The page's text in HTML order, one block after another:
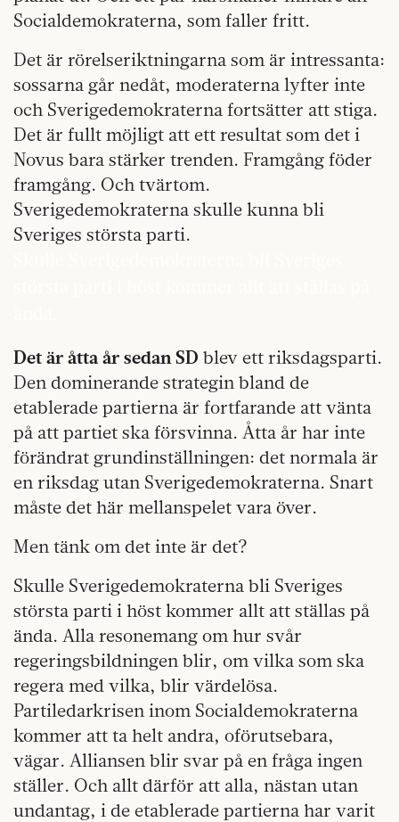
Socialdemokraterna, som faller fritt.
Det är rörelseriktningarna som är intressanta:
sossarna går nedåt, moderaterna lyfter inte
och Sverigedemokraterna fortsätter att stiga.
Det är fullt möjligt att ett resultat som det i
Novus bara stärker trenden. Framgång föder
framgång. Och tvärtom.
Sverigedemokraterna skulle kunna bli
Sveriges största parti.
Det är åtta år sedan SD blev ett riksdagsparti.
Den dominerande strategin bland de
etablerade partierna är fortfarande att vänta
på att partiet ska försvinna. Åtta år har inte
förändrat grundinställningen: det normala är
en riksdag utan Sverigedemokraterna. Snart
måste det här mellanspelet vara över.
Men tänk om det inte är det?
Skulle Sverigedemokraterna bli Sveriges
största parti i höst kommer allt att ställas på
ända. Alla resonemang om hur svår
regeringsbildningen blir, om vilka som ska
regera med vilka, blir värdelösa.
Partiledarkrisen inom Socialdemokraterna
kommer att ta helt andra, oförutsebara,
vägar. Alliansen blir svar på en fråga ingen
ställer. Och allt därför att alla, nästan utan
undantag, i de etablerade partierna har varit